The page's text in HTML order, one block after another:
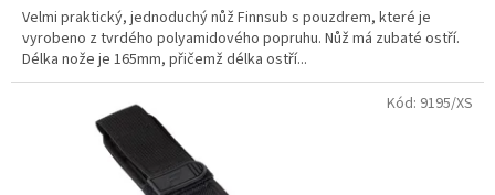
Velmi praktický, jednoduchý nůž Finnsub s pouzdrem, které je
vyrobeno z tvrdého polyamidového popruhu. Nůž má zubaté ostří.
Délka nože je 165mm, přičemž délka ostří...
Kód: 9195/XS